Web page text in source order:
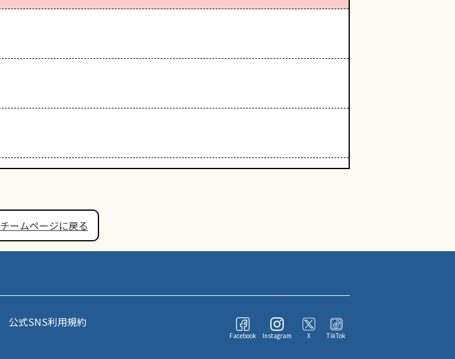
チームページに戻る
公式SNS利用規約
Facebook Instagram X TikTok